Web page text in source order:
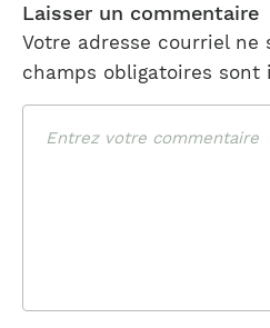
Laisser un commentaire
Votre adresse courriel ne
champs obligatoires sont